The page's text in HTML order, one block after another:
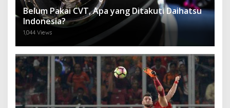
Belum Pakai CVT, Apa yang Ditakuti Daihatsu
Indonesia?
1,044 Views